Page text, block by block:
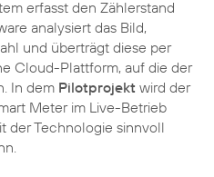
erfasst den Zählerstand
analysiert das Bild,
und überträgt diese per
Cloud-Plattform, auf die der
In dem Pilotprojekt wird der
Meter im Live-Betrieb
der Technologie sinnvoll